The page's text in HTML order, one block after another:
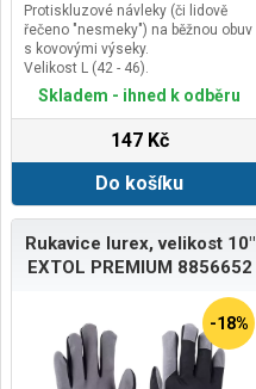
Protiskluzové návleky (či lidově
řečeno "nesmeky") na běžnou obuv
s kovovými výseky.
Velikost L (42 - 46).
Skladem - ihned k odběru
147 Kč
Do košíku
Rukavice lurex, velikost 10"
EXTOL PREMIUM 8856652
-18%